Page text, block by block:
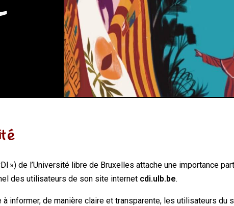
») de l’Université libre de Bruxelles attache une importance
des utilisateurs de son site internet cdi.ulb.be.
informer, de manière claire et transparente, les utilisateurs du